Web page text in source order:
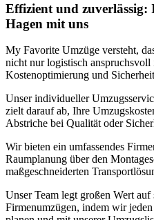
Effizient und
Hagen mit uns
My Favorite Umzüge versteht,
nicht nur logistisch anspruchsvoll
Kostenoptimierung und
Unser individueller
zielt darauf ab, Ihre
Abstriche bei Qualität oder
Wir bieten ein umfassendes
Raumplanung über den
maßgeschneiderten
Unser Team legt großen Wert
Firmenumzügen, indem wir